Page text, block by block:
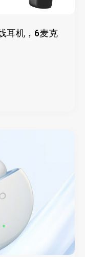
耳机，6麦克